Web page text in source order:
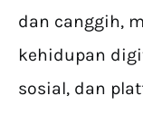
dan canggih,
kehidupan
sosial, dan